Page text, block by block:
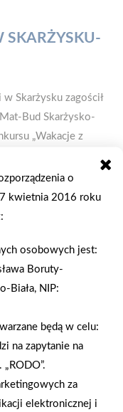
SKARŻYSKU-
Skarżysku zagościł
Bud Skarżysko-
„Wakacje z
Mrówka Mat-Bud
Przedszkola
prace zostały
profilu FB „Mrówki”.
prace łącznie
zasięg prac
ponad 600 nowych
zdecydowała, że
1 czerwca odwiedzi
Autobusie".
o
kwietnia 2016 roku
osobowych jest:
Boruty-
Biała, NIP:
będą w celu:
na zapytanie na
za
elektronicznej i